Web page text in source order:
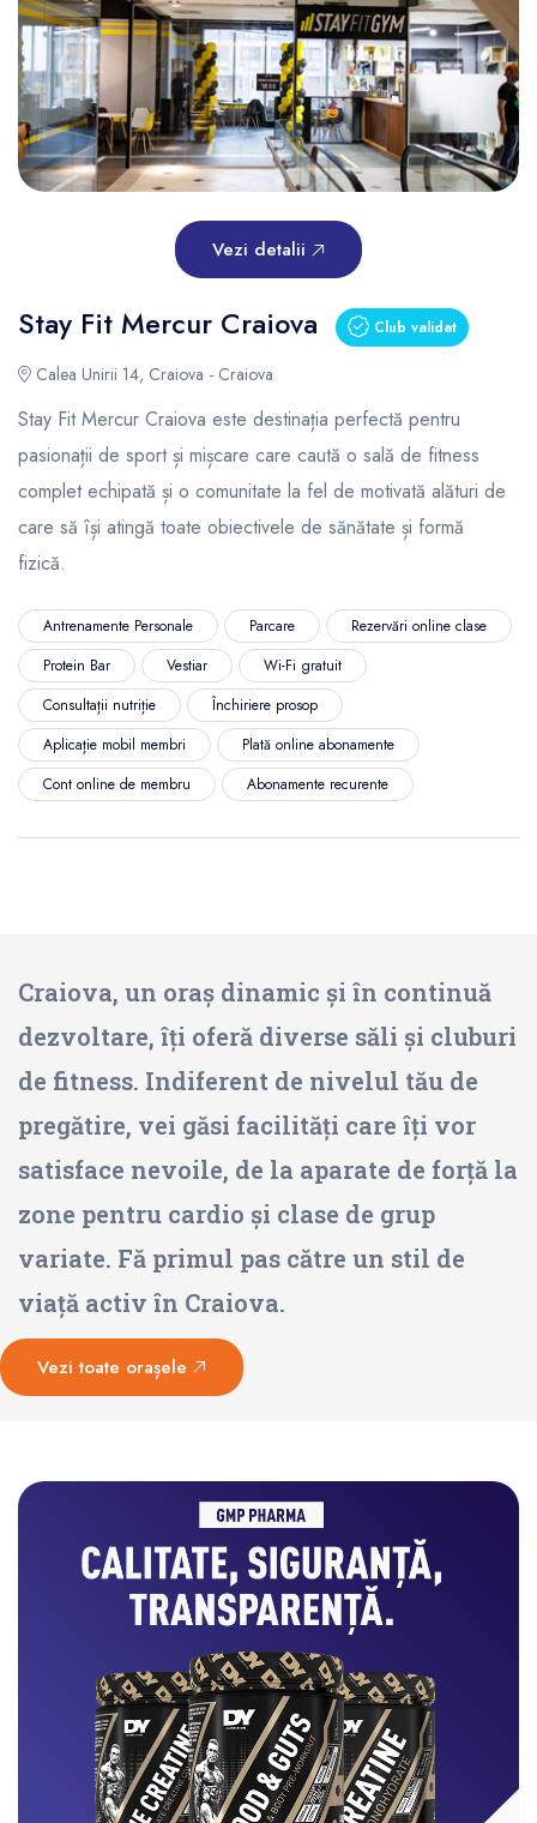
Vezi detalii
Stay Fit Mercur Craiova Club validat
Calea Unirii 14, Craiova - Craiova
Stay Fit Mercur Craiova este destinația perfectă pentru
pasionații de sport și mișcare care caută o sală de fitness
complet echipată și o comunitate la fel de motivată alături de
care să își atingă toate obiectivele de sănătate și formă
fizică.
Antrenamente Personale Parcare
Rezervări online clase
Protein Bar
Vestiar
Wi-Fi gratuit
Consultații nutriție
Închiriere prosop
Aplicație mobil membri
Plată online abonamente
Cont online de membru
Abonamente recurente
Craiova, un oraș dinamic și în continuă
dezvoltare, îți oferă diverse săli și cluburi
de fitness. Indiferent de nivelul tău de
pregătire, vei găsi facilități care îți vor
satisface nevoile, de la aparate de forță la
zone pentru cardio și clase de grup
variate. Fă primul pas către un stil de
viață activ în Craiova.
Vezi toate orașele